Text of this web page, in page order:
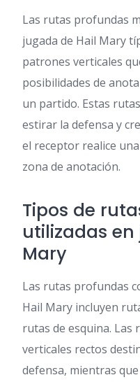
Las rutas profundas
jugada de Hail Mary
patrones verticales
posibilidades de
un partido. Estas
estirar la defensa y
el receptor realice
zona de anotación.
Tipos de
utilizadas
Mary
Las rutas profundas
Hail Mary incluyen
rutas de esquina. Las
verticales rectos
defensa, mientras